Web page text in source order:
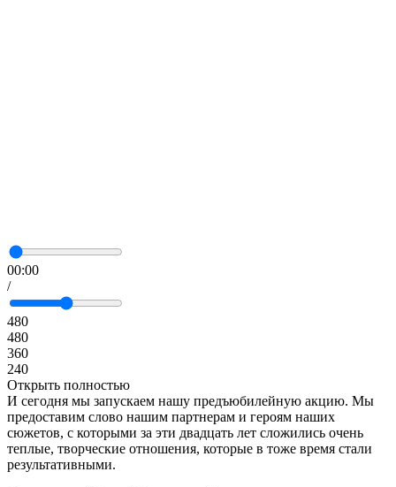
00:00
/
480
480
360
240
Открыть полностью
И сегодня мы запускаем нашу предъюбилейную акцию. Мы
предоставим слово нашим партнерам и героям наших
сюжетов, с которыми за эти двадцать лет сложились очень
теплые, творческие отношения, которые в тоже время стали
результативными.